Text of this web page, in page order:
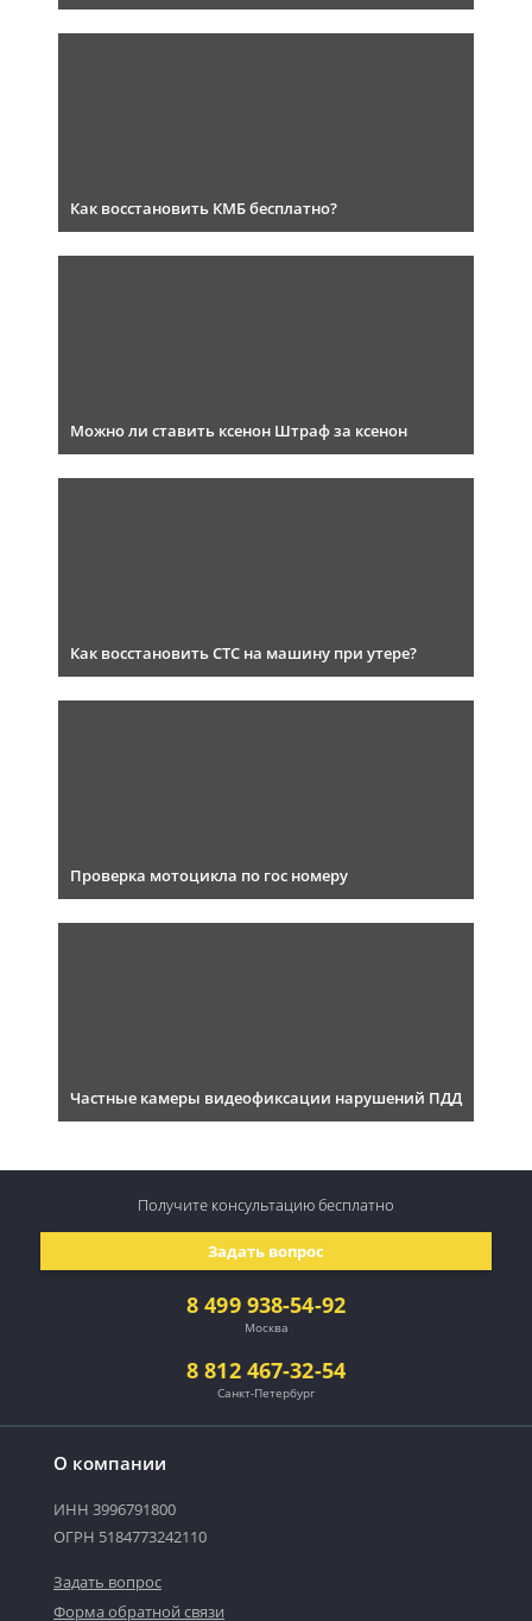
Как восстановить КМБ бесплатно?
Можно ли ставить ксенон Штраф за ксенон
Как восстановить СТС на машину при утере?
Проверка мотоцикла по гос номеру
Частные камеры видеофиксации нарушений ПДД
О компании
ИНН 3996791800
ОГРН 5184773242110
Задать вопрос
Форма обратной связи
8 499 938-54-92
Москва
8 812 467-32-54
Санкт-Петербург
Задать вопрос
Получите консультациюбесплатно